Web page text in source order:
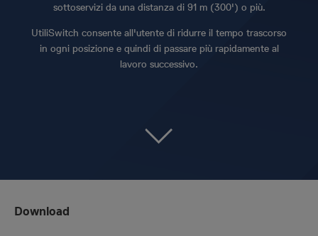
sottoservizi da una distanza di 91 m (300') o più.
UtiliSwitch consente all'utente di ridurre il tempo trascorso
in ogni posizione e quindi di passare più rapidamente al
lavoro successivo.
Download